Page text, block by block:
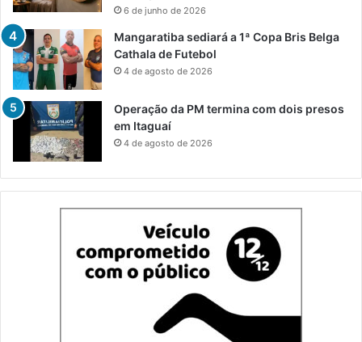
6 de junho de 2026
Mangaratiba sediará a 1ª Copa Bris Belga
Cathala de Futebol
4 de agosto de 2026
Operação da PM termina com dois presos
em Itaguaí
4 de agosto de 2026